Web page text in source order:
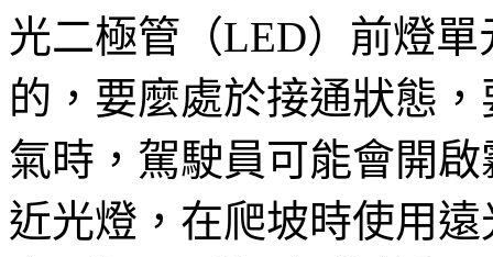
光二極管（LED）前燈
的，要麼處於接通狀態
氣時，駕駛員可能會開
近光燈，在爬坡時使用